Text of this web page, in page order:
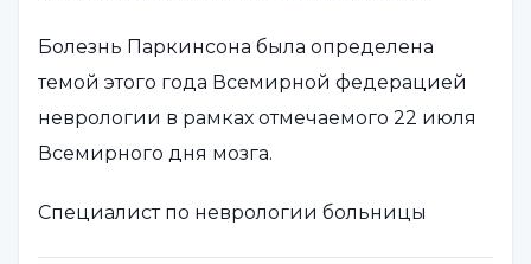
Болезнь Паркинсона была определена
темой этого года Всемирной федерацией
неврологии в рамках отмечаемого 22 июля
Всемирного дня мозга.
Специалист по неврологии больницы